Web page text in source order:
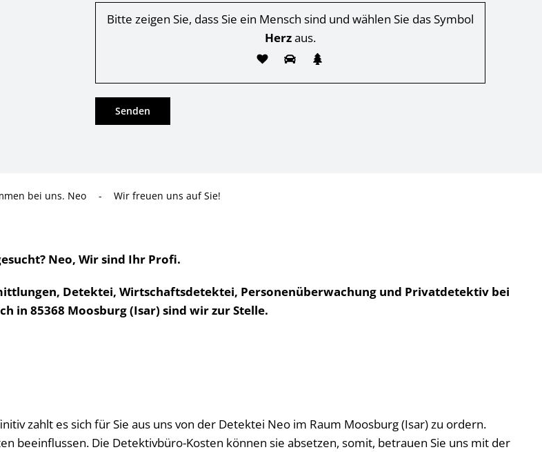
Bitte zeigen Sie, dass Sie ein Mensch sind und wählen Sie das Symbol
Herzaus.
bei uns. Neo - Wir freuen uns auf Sie!
Neo, Wir sind Ihr Profi.
Detektei, Wirtschaftsdetektei, Personenüberwachung und Privatdetektiv bei
in 85368 Moosburg (Isar) sind wir zur Stelle.
zahlt es sich für Sie aus uns von der Detektei Neo im Raum Moosburg (Isar) zu ordern.
beeinflussen. Die Detektivbüro-Kosten können sie absetzen, somit, betrauen Sie uns mit der